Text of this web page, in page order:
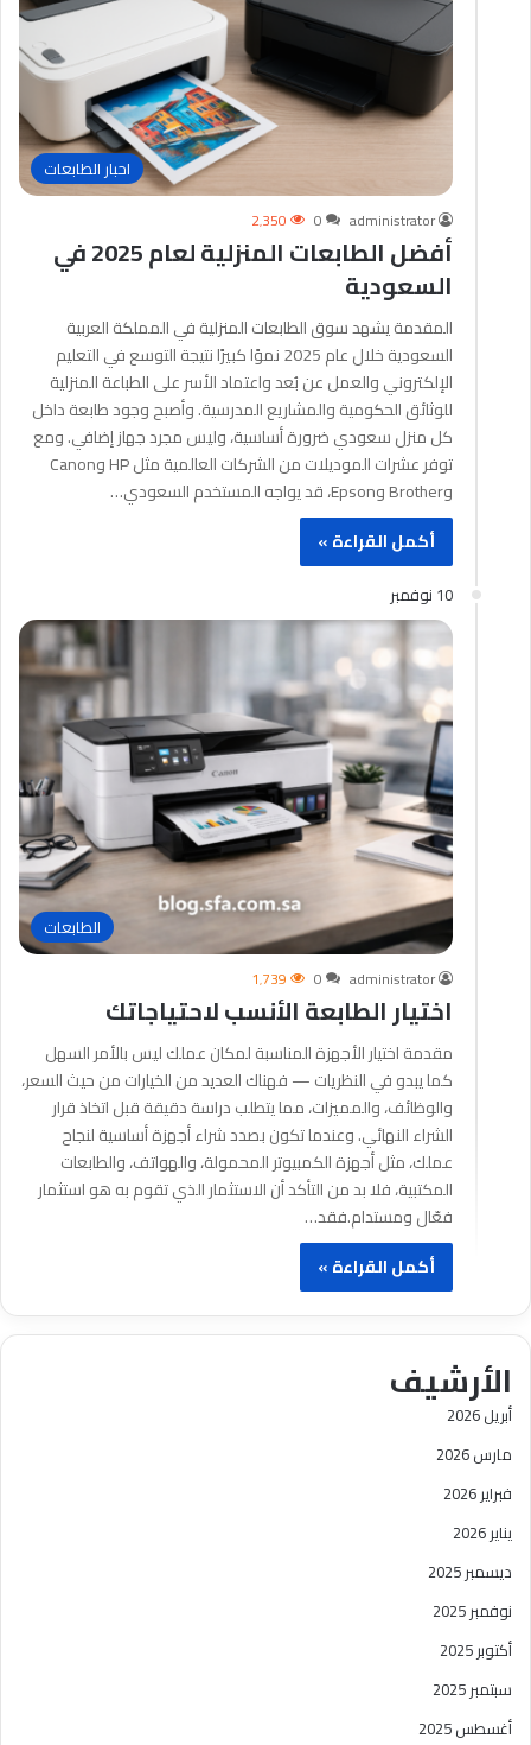
احبار الطابعات
administrator
0 2٬350
أفضل الطابعات المنزلية لعام 2025 في
السعودية
المقدمة يشهد سوق الطابعات المنزلية في المملكة العربية
السعودية خلال عام 2025 نموًا كبيرًا نتيجة التوسع في التعليم
الإلكتروني والعمل عن بُعد واعتماد الأسر على الطباعة المنزلية
للوثائق الحكومية والمشاريع المدرسية. وأصبح وجود طابعة داخل
كل منزل سعودي ضرورة أساسية، وليس مجرد جهاز إضافي. ومع
توفر عشرات الموديلات من الشركات العالمية مثل HP وCanon
وBrother وEpson، قد يواجه المستخدم السعودي…
أكمل القراءة »
10 نوفمبر
الطابعات
administrator
0 1٬739
اختيار الطابعة الأنسب لاحتياجاتك
مقدمة اختيار الأجهزة المناسبة لمكان عملك ليس بالأمر السهل
كما يبدو في النظريات — فهناك العديد من الخيارات من حيث السعر،
والوظائف، والمميزات، مما يتطلب دراسة دقيقة قبل اتخاذ قرار
الشراء النهائي. وعندما تكون بصدد شراء أجهزة أساسية لنجاح
عملك، مثل أجهزة الكمبيوتر المحمولة، والهواتف، والطابعات
المكتبية، فلا بد من التأكد أن الاستثمار الذي تقوم به هو استثمار
فعّال ومستدام.فقد…
أكمل القراءة »
الأرشيف
أبريل 2026
مارس 2026
فبراير 2026
يناير 2026
ديسمبر 2025
نوفمبر 2025
أكتوبر 2025
سبتمبر 2025
أغسطس 2025